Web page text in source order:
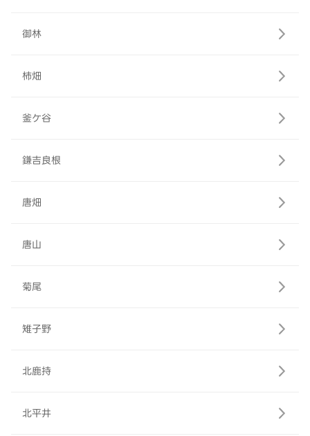
御林
柿畑
釜ケ谷
鎌吉良根
唐畑
唐山
菊尾
雉子野
北鹿持
北平井